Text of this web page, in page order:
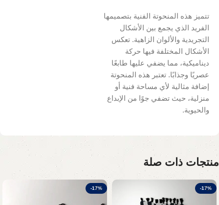
تتميز هذه المنحوتة الفنية بتصميمها
الفريد الذي يجمع بين الأشكال
التجريدية والألوان الزاهية. تعكس
الأشكال المختلفة فيها حركة
ديناميكية، مما يضفي عليها طابعًا
عصريًا وجذابًا. تعتبر هذه المنحوتة
إضافة مثالية لأي مساحة فنية أو
منزلية، حيث تضفي جوًا من الإبداع
والحيوية.
منتجات ذات صلة
-17%
-17%